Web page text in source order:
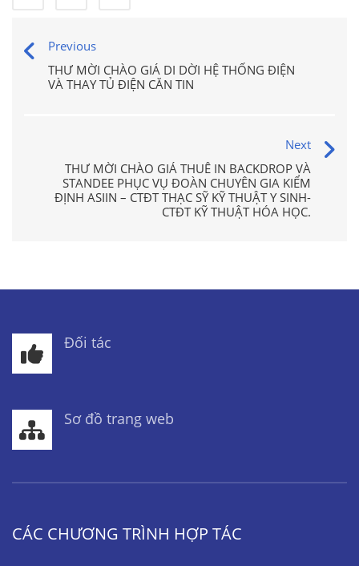
Previous
THƯ MỜI CHÀO GIÁ DI DỜI HỆ THỐNG ĐIỆN
VÀ THAY TỦ ĐIỆN CĂN TIN
Next
THƯ MỜI CHÀO GIÁ THUÊ IN BACKDROP VÀ
STANDEE PHỤC VỤ ĐOÀN CHUYÊN GIA KIỂM
ĐỊNH ASIIN – CTĐT THẠC SỸ KỸ THUẬT Y SINH-
CTĐT KỸ THUẬT HÓA HỌC.
Đối tác
Sơ đồ trang web
CÁC CHƯƠNG TRÌNH HỢP TÁC